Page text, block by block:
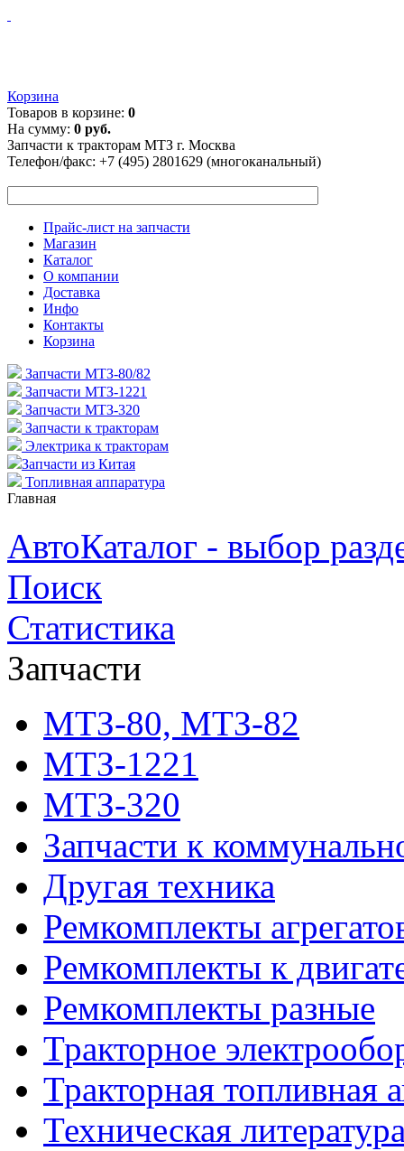
Корзина
Товаров в корзине: 0
На сумму: 0 руб.
Запчасти к тракторам МТЗ г. Москва
Телефон/факс: +7 (495) 2801629 (многоканальный)
Прайс-лист на запчасти
Магазин
Каталог
О компании
Доставка
Инфо
Контакты
Корзина
Запчасти МТЗ-80/82
Запчасти МТЗ-1221
Запчасти МТЗ-320
Запчасти к тракторам
Электрика к тракторам
Запчасти из Китая
Топливная аппаратура
Главная
АвтоКаталог - выбор
Поиск
Статистика
Запчасти
МТЗ-80, МТЗ-82
МТЗ-1221
МТЗ-320
Запчасти к
Другая техника
Ремкомплекты
Ремкомплекты к
Ремкомплекты разные
Тракторное
Тракторная топливная
Техническая